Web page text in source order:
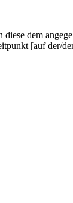
dem
[auf der/